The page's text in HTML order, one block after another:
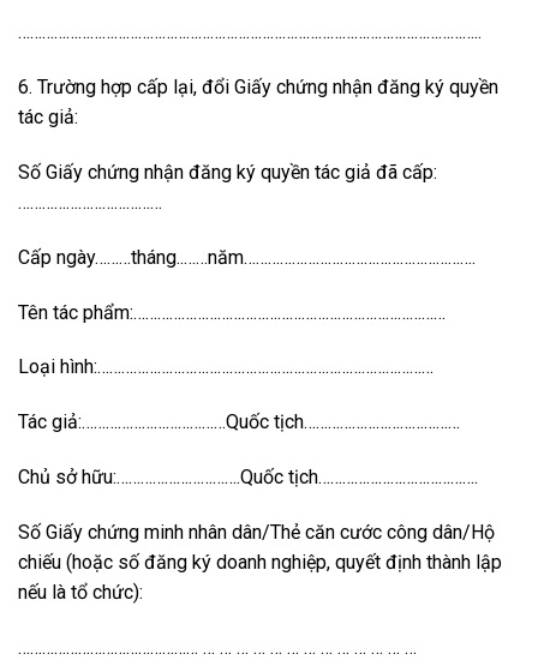
……………………………………………………………………………………………………..
6. Trường hợp cấp lại, đổi Giấy chứng nhận đăng ký quyền
tác giả:
Số Giấy chứng nhận đăng ký quyền tác giả đã cấp:
………………………………
Cấp ngày………tháng..……năm………………………………………………….
Tên tác phẩm:……………………………………………………………………
Loại hình:…………………………………………………………………………
Tác giả:………………………………Quốc tịch…………………………………
Chủ sở hữu:………………………….Quốc tịch………………………………….
Số Giấy chứng minh nhân dân/Thẻ căn cước công dân/Hộ
chiếu (hoặc số đăng ký doanh nghiệp, quyết định thành lập
nếu là tổ chức):
……………………………………… … … … … … … … … … … … … …